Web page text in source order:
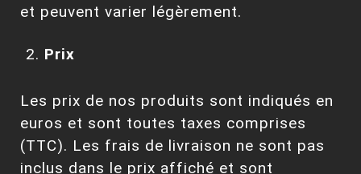
et peuvent varier légèrement.
Prix
Les prix de nos produits sont indiqués en
euros et sont toutes taxes comprises
(TTC). Les frais de livraison ne sont pas
inclus dans le prix affiché et sont